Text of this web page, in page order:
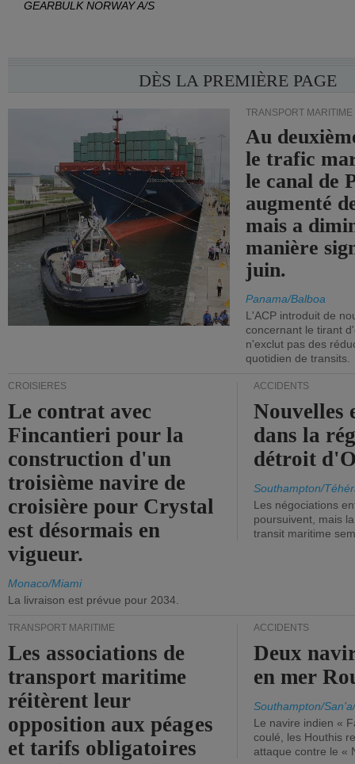
GEARBULK NORWAY A/S
DÈS LA PREMIÈRE PAGE
TRANSPORT MARITIME
Au
le trafic
le canal de
augmenté
mais a
manière
juin.
Panama/Balboa
L'ACP introduit de
concernant le tirant
n'exclut pas des
quotidien de transits.
CROISIÈRES
Le contrat avec
Fincantieri pour la
construction d'un
troisième navire de
croisière pour Crystal
est désormais en
vigueur.
Monaco/Miami
La livraison est prévue pour 2034.
ACCIDENTS
Nouvelles
dans la
détroit
Southampton/
Les négociations
poursuivent, mais
transit maritime
TRANSPORT MARITIME
Les associations de
transport maritime
réitèrent leur
opposition aux péages
et tarifs obligatoires
ACCIDENTS
Deux
en mer
Southampton/
Le navire indien «
coulé, les Houthis
attaque contre le «